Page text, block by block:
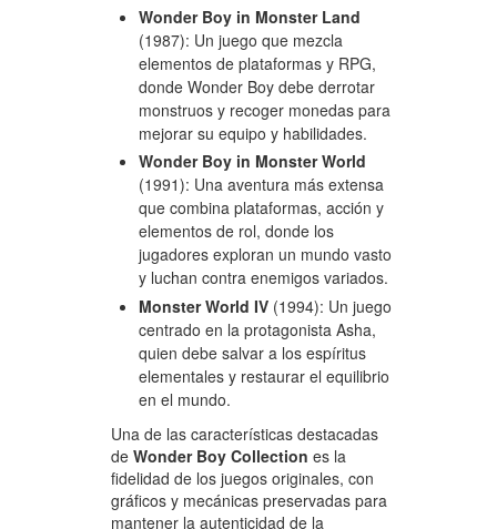
Wonder Boy in Monster Land
(1987): Un juego que mezcla
elementos de plataformas y RPG,
donde Wonder Boy debe derrotar
monstruos y recoger monedas para
mejorar su equipo y habilidades.
Wonder Boy in Monster World
(1991): Una aventura más extensa
que combina plataformas, acción y
elementos de rol, donde los
jugadores exploran un mundo vasto
y luchan contra enemigos variados.
Monster World IV (1994): Un juego
centrado en la protagonista Asha,
quien debe salvar a los espíritus
elementales y restaurar el equilibrio
en el mundo.
Una de las características destacadas
deWonder Boy Collection es la
fidelidad de los juegos originales, con
gráficos y mecánicas preservadas para
mantener la autenticidad de la